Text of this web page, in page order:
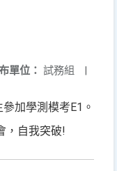
單位： 試務組 |
加學測模考E1。
，自我突破!